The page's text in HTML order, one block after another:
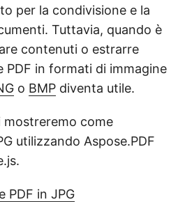
per la condivisione e la
Tuttavia, quando è
contenuti o estrarre
PDF in formati di immagine
o BMP diventa utile.
come
utilizzando Aspose.PDF
PDF in JPG